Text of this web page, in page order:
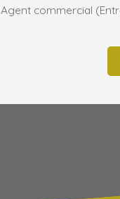
Agent commercial